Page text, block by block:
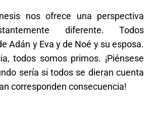
nos ofrece una perspectiva
diferente. Todos
Adán y Eva y de Noé y su esposa.
todos somos primos. ¡Piénsese
sería si todos se dieran cuenta
corresponden consecuencia!